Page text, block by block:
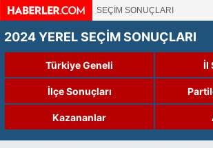
SEÇİM SONUÇLARI
2024 YEREL SEÇİM SONUÇLARI
Türkiye Geneli İl
İlçe Sonuçları
Kazananlar